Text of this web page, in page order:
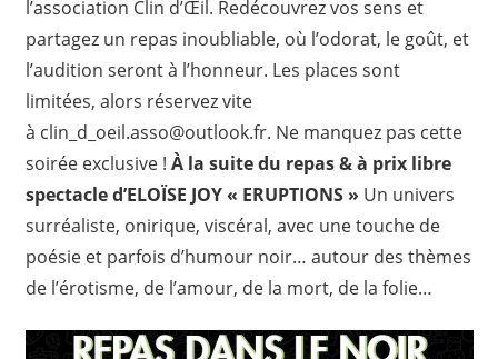
l’association Clin d’Œil. Redécouvrez vos sens et
partagez un repas inoubliable, où l’odorat, le goût, et
l’audition seront à l’honneur. Les places sont
limitées, alors réservez vite
à clin_d_oeil.asso@outlook.fr. Ne manquez pas cette
soirée exclusive ! À la suite du repas & à prix libre
spectacle d’ELOÏSE JOY « ERUPTIONS » Un univers
surréaliste, onirique, viscéral, avec une touche de
poésie et parfois d’humour noir… autour des thèmes
de l’érotisme, de l’amour, de la mort, de la folie…